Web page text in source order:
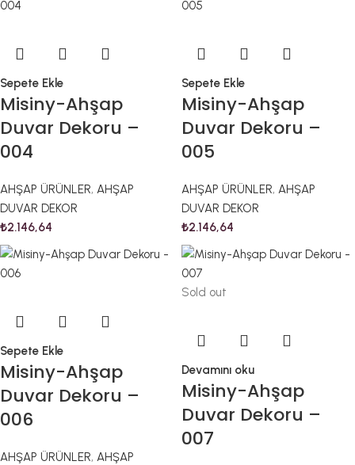
Sepete Ekle
Misiny-Ahşap
Duvar Dekoru –
004
AHŞAP ÜRÜNLER, AHŞAP
DUVAR DEKOR
₺2.146,64
Sepete Ekle
Misiny-Ahşap
Duvar Dekoru –
005
AHŞAP ÜRÜNLER, AHŞAP
DUVAR DEKOR
₺2.146,64
Sepete Ekle
Misiny-Ahşap
Duvar Dekoru –
006
AHŞAP ÜRÜNLER, AHŞAP
Sold out
Devamını oku
Misiny-Ahşap
Duvar Dekoru –
007